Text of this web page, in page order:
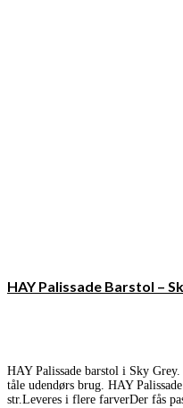
HAY Palissade Barstol –
HAY Palissade barstol i Sky
tåle udendørs brug. HAY
str.Leveres i flere farverDer fås